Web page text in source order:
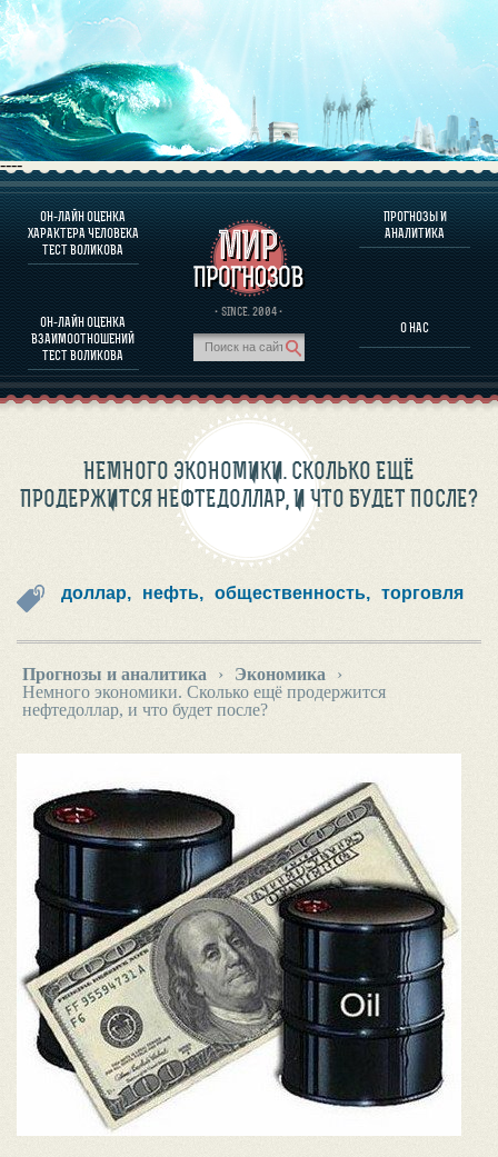
----
ОН-ЛАЙН ОЦЕНКА
ХАРАКТЕРА ЧЕЛОВЕКА
ТЕСТ ВОЛИКОВА
ОН-ЛАЙН ОЦЕНКА
ВЗАИМООТНОШЕНИЙ
ТЕСТ ВОЛИКОВА
· SINCE. 2004 ·
ПРОГНОЗЫ И
АНАЛИТИКА
О НАС
О ПРОГРАММЕ
ОЦЕНКА ХАРАКТЕРA ЧЕЛОВЕКА
ОЦЕНКА ХАРАКТЕРА ВЫДАЮЩИХСЯ ЛИЧНОСТЕЙ
О ПРОГРАММЕ
ПРОГНОЗЫ И АНАЛИТИКА
НЕМНОГО ЭКОНОМИКИ. СКОЛЬКО ЕЩЁ
ПРОДЕРЖИТСЯ НЕФТЕДОЛЛАР, И ЧТО БУДЕТ ПОСЛЕ?
доллар, нефть, общественность, торговля
Прогнозы и аналитика › Экономика
›
Немного экономики. Сколько ещё продержится
нефтедоллар, и что будет после?